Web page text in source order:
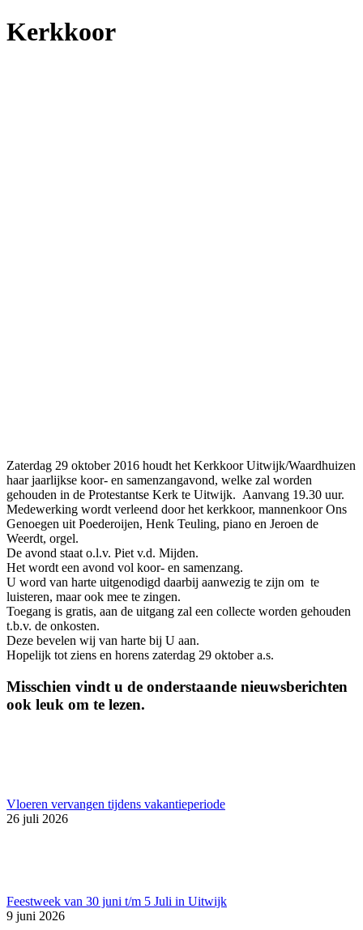
Kerkkoor
Zaterdag 29 oktober 2016 houdt het Kerkkoor Uitwijk/Waardhuizen
haar jaarlijkse koor- en samenzangavond, welke zal worden
gehouden in de Protestantse Kerk te Uitwijk. Aanvang 19.30 uur.
Medewerking wordt verleend door het kerkkoor, mannenkoor Ons
Genoegen uit Poederoijen, Henk Teuling, piano en Jeroen de
Weerdt, orgel.
De avond staat o.l.v. Piet v.d. Mijden.
Het wordt een avond vol koor- en samenzang.
U word van harte uitgenodigd daarbij aanwezig te zijn om te
luisteren, maar ook mee te zingen.
Toegang is gratis, aan de uitgang zal een collecte worden gehouden
t.b.v. de onkosten.
Deze bevelen wij van harte bij U aan.
Hopelijk tot ziens en horens zaterdag 29 oktober a.s.
Misschien vindt u de onderstaande nieuwsberichten
ook leuk om te lezen.
Vloeren vervangen tijdens vakantieperiode
26 juli 2026
Feestweek van 30 juni t/m 5 Juli in Uitwijk
9 juni 2026